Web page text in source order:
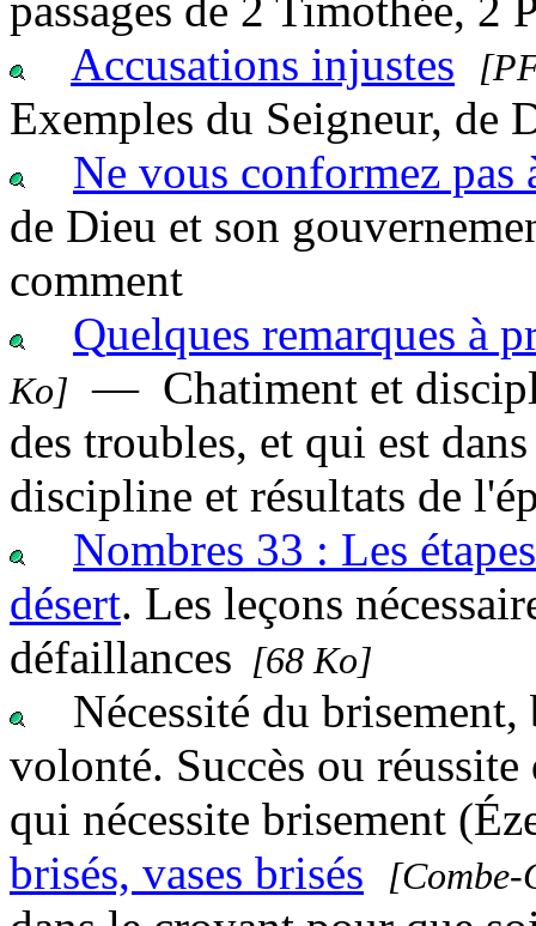
passages de 2 Timothée, 2
Accusations injustes
Exemples du Seigneur, de
Ne vous conformez pas
de Dieu et son
comment
Quelques remarques à
Ko] — Chatiment et
des troubles, et qui est
discipline et résultats de
Nombres 33 : Les
désert. Les leçons
défaillances [68 Ko]
Nécessité du brisement,
volonté. Succès ou
qui nécessite brisement
brisés, vases brisés